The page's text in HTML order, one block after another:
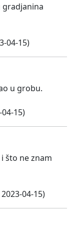
gradjanina
04-15)
u grobu.
15)
što ne znam
04-15)